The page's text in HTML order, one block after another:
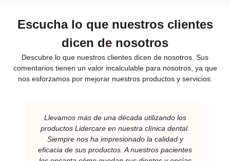
Escucha lo que nuestros clientes
dicen de nosotros
Descubre lo que nuestros clientes dicen de nosotros. Sus
comentarios tienen un valor incalculable para nosotros, ya que
nos esforzamos por mejorar nuestros productos y servicios.
Llevamos más de una década utilizando los
productos Lidercare en nuestra clínica dental.
Siempre nos ha impresionado la calidad y
eficacia de sus productos. A nuestros pacientes